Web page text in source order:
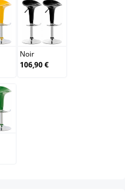
Noir
Noir
106,90 €